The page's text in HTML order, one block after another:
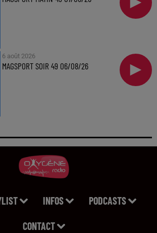
6 août 2026
MAGSPORT SOIR 49 06/08/26
INFOS PODCASTS
CONTACT